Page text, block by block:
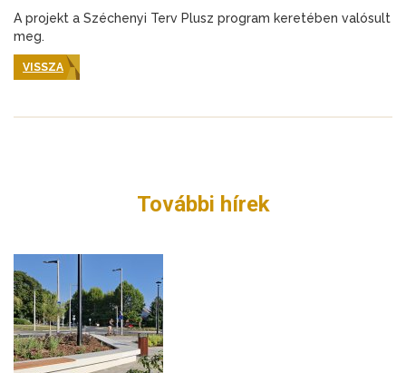
A projekt a Széchenyi Terv Plusz program keretében valósult
meg.
VISSZA
További hírek